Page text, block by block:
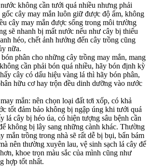
không cần tưới quá nhiều nhưng phải
gốc cây may mắn luôn giữ được độ ẩm, không
cây may mắn được sống trong môi trường
sẽ nhanh bị mất nước nếu như cây bị thiếu
héo, chết ảnh hưởng đến cây trồng cũng
nữa.
phân cho những cây trồng may mắn, mang
cần phải bón quá nhiều, hãy bón định kỳ
cây có dấu hiệu vàng lá thì hãy bón phân,
hữu cơ hay trộn đều dinh dưỡng vào nước
mắn: nên chọn loại đất tơi xốp, có khả
tốt đảm bảo không bị ngập úng khi tưới quá
lá cây bị héo úa, có hiện tượng sâu bệnh cần
không bị lây sang những cành khác. Thường
mắn trồng trong nhà sẽ rất dễ bị bụi, bẩn bám
nên thường xuyên lau, vệ sinh sạch lá cây để
khoe trọn màu sắc của mình cũng như
hợp tốt nhất.